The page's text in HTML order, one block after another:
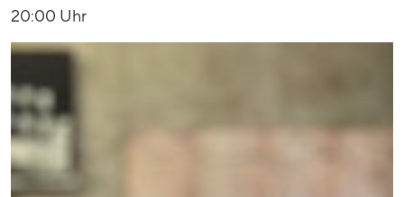
20:00 Uhr